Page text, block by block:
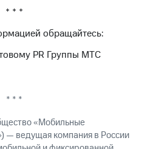
* * *
обращайтесь:
PR Группы МТС
* * *
«Мобильные
ведущая компания в России